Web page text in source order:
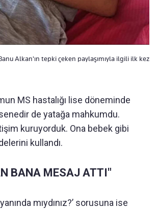
Alkan'ın tepki çeken paylaşımıyla ilgili ilk kez
MS hastalığı lise döneminde
de yatağa mahkumdu.
kuruyorduk. Ona bebek gibi
kullandı.
BANA MESAJ ATTI"
mıydınız?’ sorusuna ise